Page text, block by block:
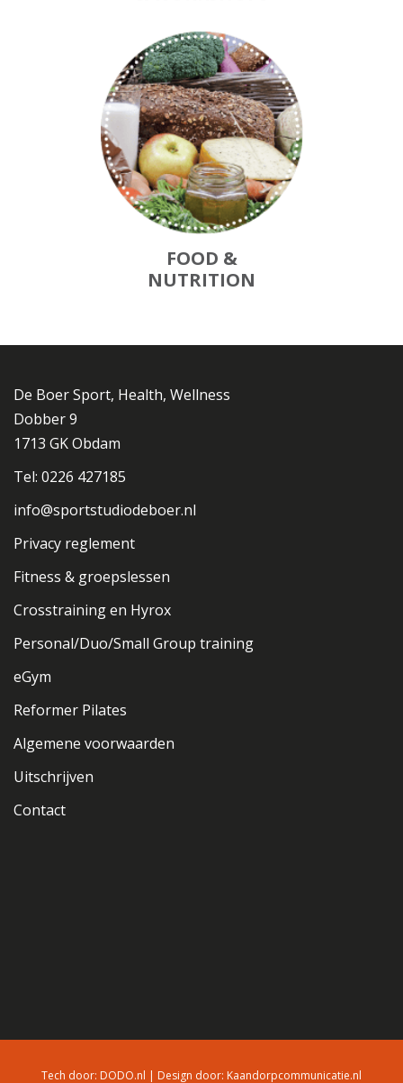
FOOD &
NUTRITION
De Boer Sport, Health, Wellness
Dobber 9
1713 GK Obdam
Tel: 0226 427185
info@sportstudiodeboer.nl
Privacy reglement
Fitness & groepslessen
Crosstraining en Hyrox
Personal/Duo/Small Group training
eGym
Reformer Pilates
Algemene voorwaarden
Uitschrijven
Contact
Tech door: DODO.nl | Design door: Kaandorpcommunicatie.nl